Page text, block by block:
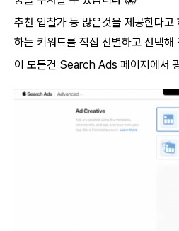
추천 입찰가 등 많은것을 제공한다고
하는 키워드를 직접 선별하고 선택해
이 모든건 Search Ads 페이지에서